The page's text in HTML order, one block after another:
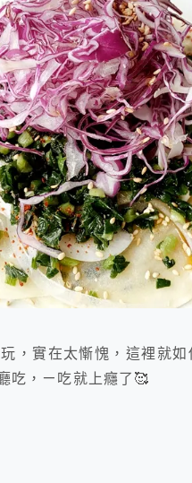
，實在太慚愧，這裡就
吃，ㄧ吃就上癮了🥰